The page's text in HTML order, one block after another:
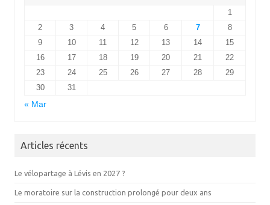
1
2
3 4 5 6 7
8
9
10 11 12 13 14
15
16
17 18 19 20 21
22
23
24 25 26 27 28
29
30
31
« Mar
Articles récents
Le vélopartage à Lévis en 2027 ?
Le moratoire sur la construction prolongé pour deux ans